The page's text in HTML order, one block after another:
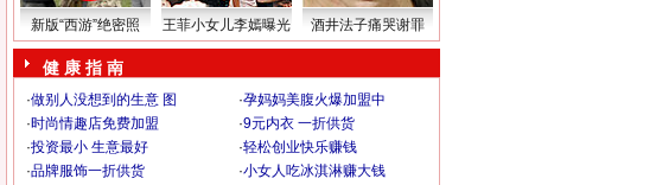
新版“西游”绝密照 王菲小女儿李嫣曝光 酒井法子痛哭谢罪
健 康 指 南
·做别人没想到的生意 图 ·孕妈妈美腹火爆加盟中
·时尚情趣店免费加盟 ·9元内衣 一折供货
·投资最小 生意最好 ·轻松创业快乐赚钱
·品牌服饰一折供货 ·小女人吃冰淇淋赚大钱